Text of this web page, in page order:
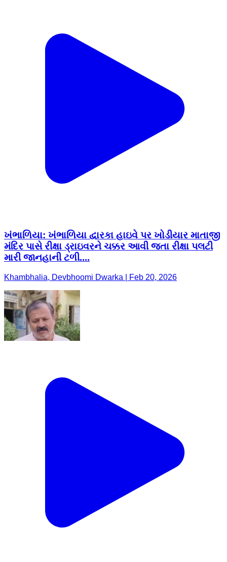
ખંભાળિયા: ખંભાળિયા દ્વારકા હાઇવે પર ખોડીયાર માતાજી
મંદિર પાસે રીક્ષા ડ્રાઇવરને ચક્કર આવી જતા રીક્ષા પલટી
મારી જાનહાની ટળી....
Khambhalia, Devbhoomi Dwarka | Feb 20, 2026